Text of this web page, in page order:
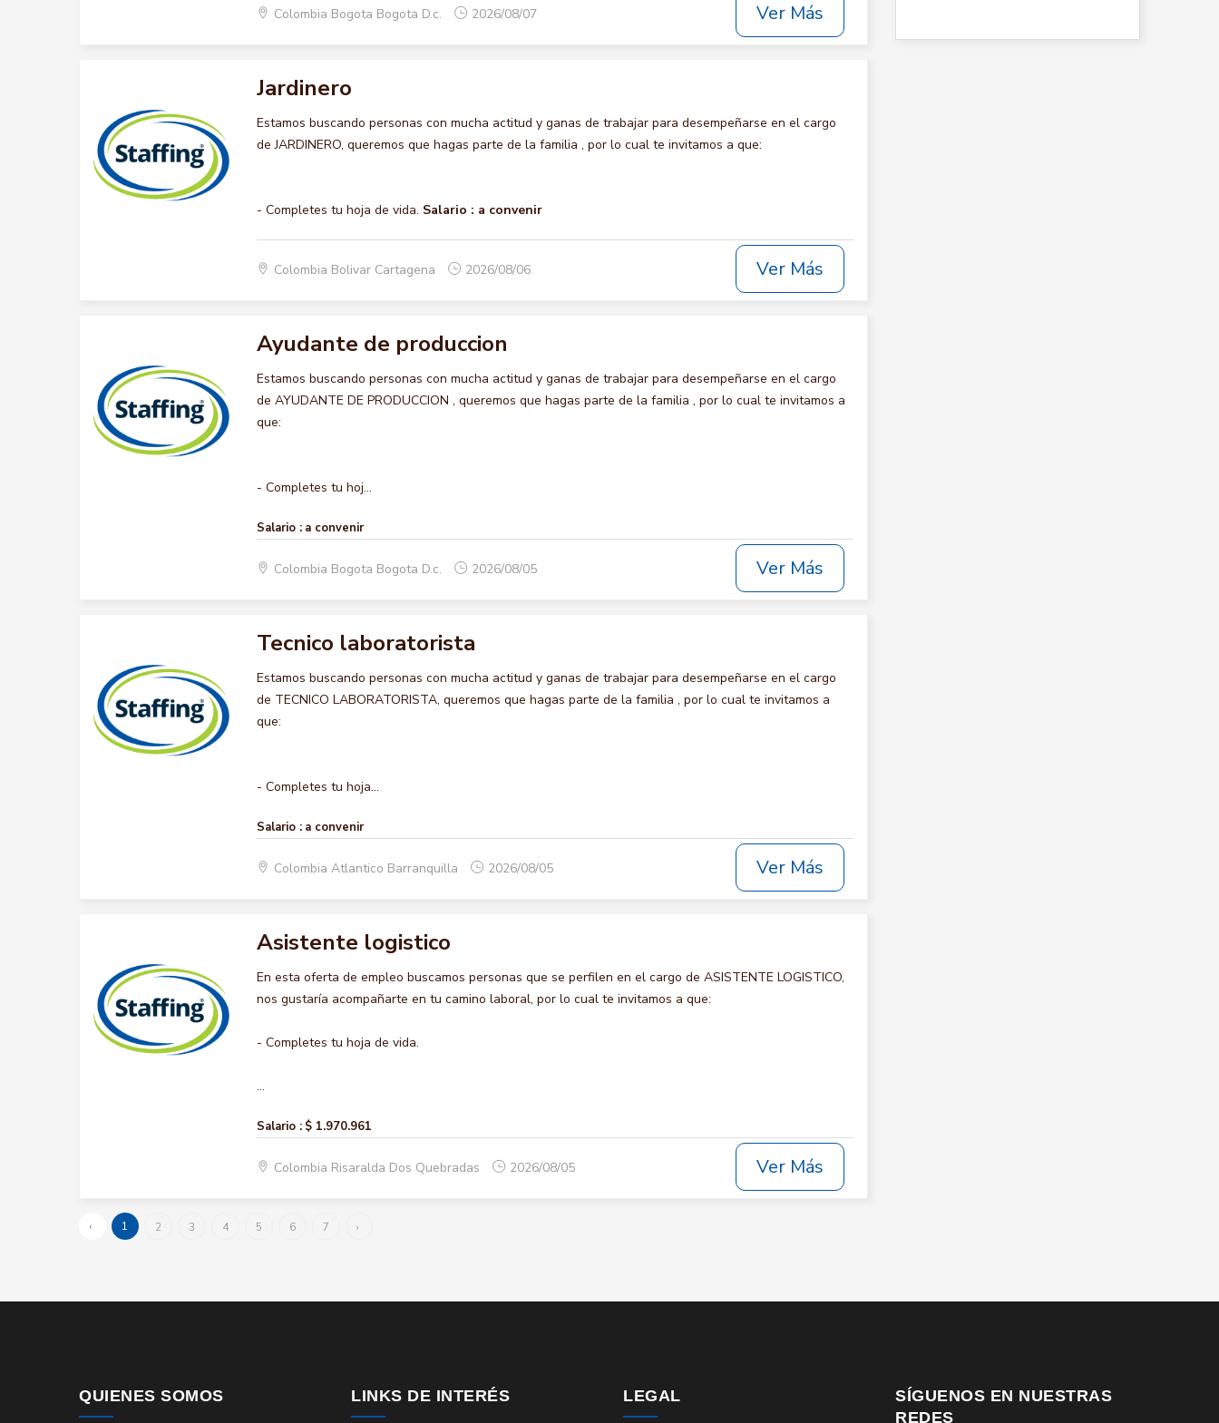
Colombia Bogota Bogota D.c. 2026/08/07 Ver Más
Jardinero
Estamos buscando personas con mucha actitud y ganas de trabajar para desempeñarse en el cargo
de JARDINERO, queremos que hagas parte de la familia , por lo cual te invitamos a que:
- Completes tu hoja de vida. Salario : a convenir
Colombia Bolivar Cartagena 2026/08/06 Ver Más
Ayudante de produccion
Estamos buscando personas con mucha actitud y ganas de trabajar para desempeñarse en el cargo
de AYUDANTE DE PRODUCCION , queremos que hagas parte de la familia , por lo cual te invitamos a
que:
- Completes tu hoj...
Salario : a convenir
Colombia Bogota Bogota D.c. 2026/08/05 Ver Más
Tecnico laboratorista
Estamos buscando personas con mucha actitud y ganas de trabajar para desempeñarse en el cargo
de TECNICO LABORATORISTA, queremos que hagas parte de la familia , por lo cual te invitamos a
que:
- Completes tu hoja...
Salario : a convenir
Colombia Atlantico Barranquilla 2026/08/05 Ver Más
Asistente logistico
En esta oferta de empleo buscamos personas que se perfilen en el cargo de ASISTENTE LOGISTICO,
nos gustaría acompañarte en tu camino laboral, por lo cual te invitamos a que:
- Completes tu hoja de vida.
...
Salario : $ 1.970.961
Colombia Risaralda Dos Quebradas 2026/08/05 Ver Más
‹ 1 2 3 4 5 6 7 ›
QUIENES SOMOS LINKS DE INTERÉS LEGAL
SÍGUENOS EN NUESTRAS
REDES